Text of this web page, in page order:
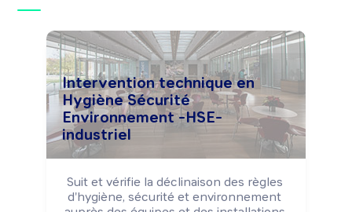
Intervention technique en
Hygiène Sécurité
Environnement -HSE-
industriel
Suit et vérifie la déclinaison des règles
d'hygiène, sécurité et environnement